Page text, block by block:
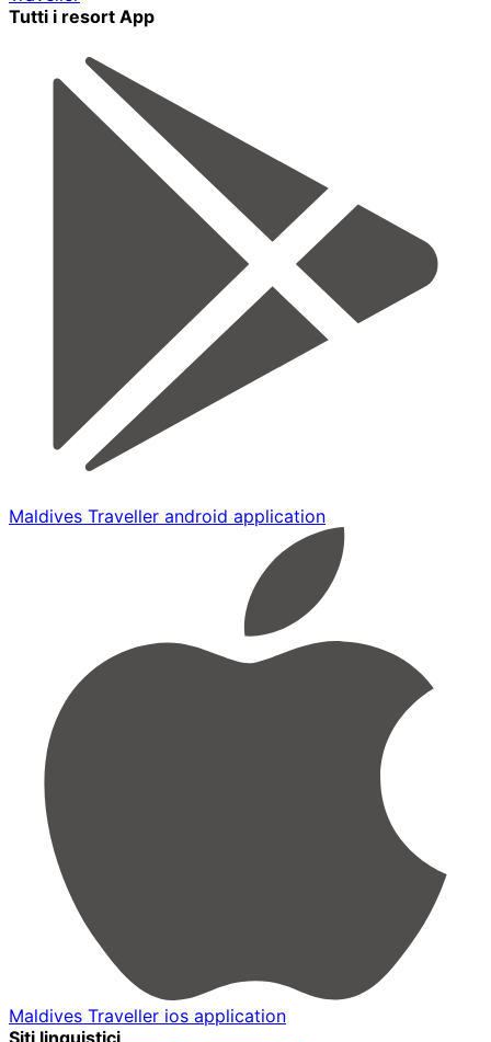
Tutti i resort App
Maldives Traveller android application
Maldives Traveller ios application